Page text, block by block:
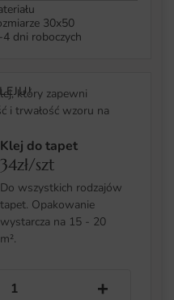
30x50
dni roboczych
który zapewni
i trwałość wzoru na
Klej do tapet
34zł/szt
Do wszystkich rodzajów
tapet. Opakowanie
wystarcza na 15 - 20
m².
+